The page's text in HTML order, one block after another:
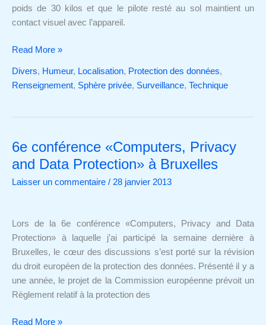
poids de 30 kilos et que le pilote resté au sol maintient un
contact visuel avec l’appareil.
Read More »
Divers, Humeur, Localisation, Protection des données,
Renseignement, Sphère privée, Surveillance, Technique
6e conférence «Computers, Privacy
and Data Protection» à Bruxelles
Laisser un commentaire / 28 janvier 2013
Lors de la 6e conférence «Computers, Privacy and Data
Protection» à laquelle j’ai participé la semaine dernière à
Bruxelles, le cœur des discussions s’est porté sur la révision
du droit européen de la protection des données. Présenté il y a
une année, le projet de la Commission européenne prévoit un
Règlement relatif à la protection des
6e
conférence
Privacy
Read More »